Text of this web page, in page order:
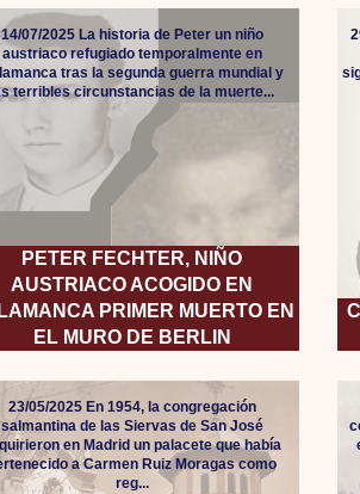
PETER FECHTER, NIÑO
AUSTRIACO ACOGIDO EN
PRIMER MUERTO EN
EL MURO DE BERLIN
14/07/2025 La historia de Peter un niño
austriaco refugiado temporalmente en
tras la segunda guerra mundial y
terribles circunstancias de la muerte...
23/05/2025 En 1954, la congregación
salmantina de las Siervas de San José
en Madrid un palacete que había
a Carmen Ruiz Moragas como
reg...